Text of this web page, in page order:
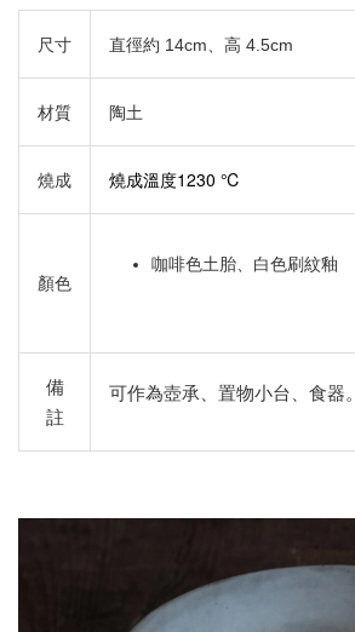
尺寸 直徑約 14cm、 高 4.5cm
材質 陶土​
燒成 燒成溫度1230 ℃
顏色
咖啡色土胎、白色刷紋釉
備
註
可作為壺承、置物小台、食器。